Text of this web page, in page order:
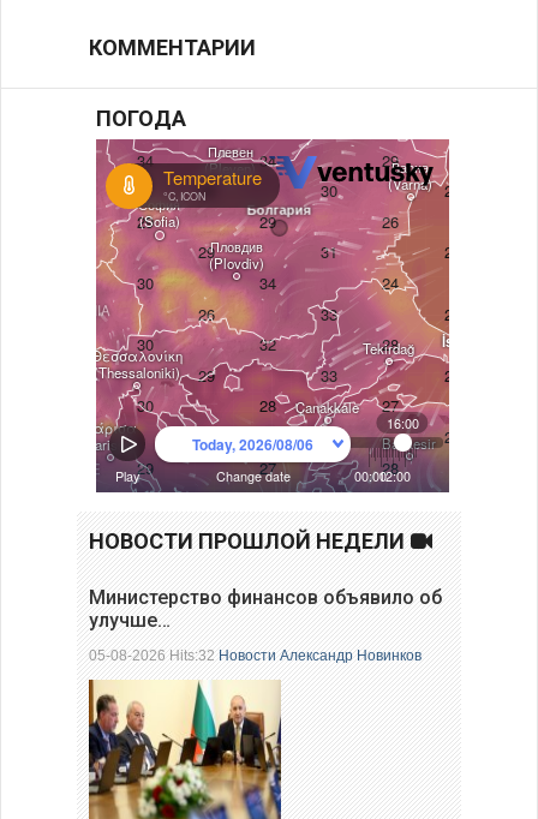
КОММЕНТАРИИ
ПОГОДА
НОВОСТИ ПРОШЛОЙ НЕДЕЛИ
Министерство финансов объявило об
улучше…
05-08-2026 Hits:32Новости Александр Новинков